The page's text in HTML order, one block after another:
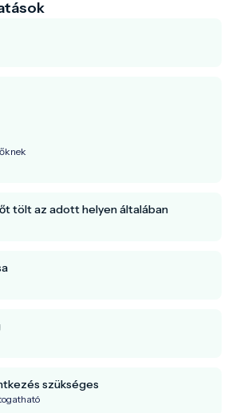
tölt az adott helyen általában
szükséges